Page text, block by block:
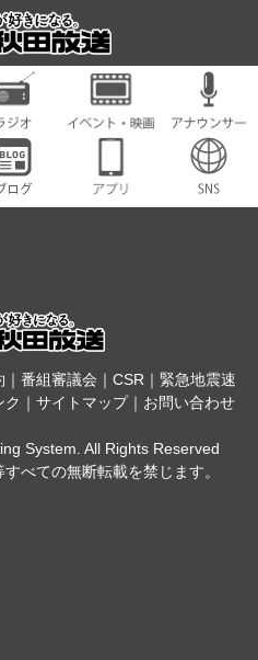
｜ 番組審議会 ｜ CSR｜ 緊急地震速
ク ｜ サイトマップ｜ お問い合わせ
System. All Rights Reserved
べての無断転載を禁じます。